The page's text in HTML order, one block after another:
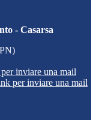
- Casarsa
inviare una mail
per inviare una mail